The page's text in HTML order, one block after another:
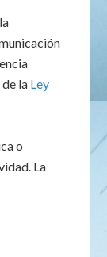
la Ley
o
La